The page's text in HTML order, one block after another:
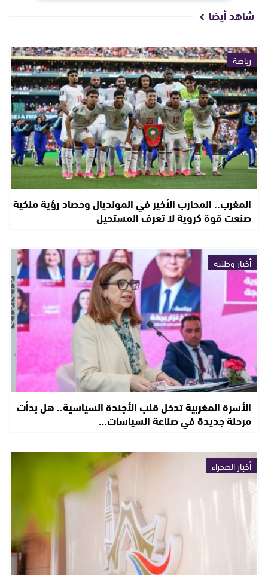
شاهد أيضا
رياضة
المغرب.. المحارب الأخير في المونديال وحصاد رؤية ملكية
صنعت قوة كروية لا تعرف المستحيل
أخبار وطنية
الأسرة المغربية تدخل قلب الأجندة السياسية.. هل بدأت
مرحلة جديدة في صناعة السياسات…
أخبار الصحراء